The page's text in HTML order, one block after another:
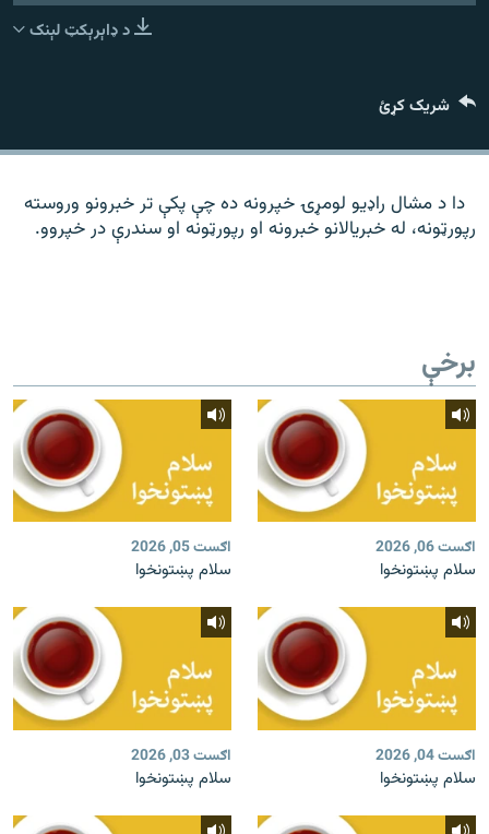
د ازادې اروپا راډیو ټولې ووبپاڼې
د ډاېرېکټ لېنک
شریک کړئ
دا د مشال راډیو لومړۍ خپرونه ده چې پکې تر خبرونو وروسته
رپورټونه، له خبریالانو خبرونه او رپورټونه او سندرې در خپروو.
برخې
اګست 06, 2026
سلام پښتونخوا
اګست 05, 2026
سلام پښتونخوا
اګست 04, 2026
سلام پښتونخوا
اګست 03, 2026
سلام پښتونخوا